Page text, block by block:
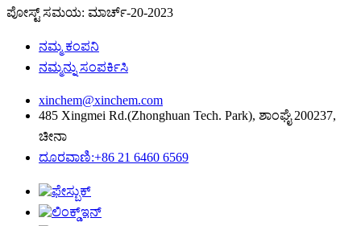
ಪೋಸ್ಟ್ ಸಮಯ: ಮಾರ್ಚ್-20-2023
ನಮ್ಮ ಕಂಪನಿ
ನಮ್ಮನ್ನು ಸಂಪರ್ಕಿಸಿ
xinchem@xinchem.com
485 Xingmei Rd.(Zhonghuan Tech. Park), ಶಾಂಘೈ 200237,
ಚೀನಾ
ದೂರವಾಣಿ:+86 21 6460 6569